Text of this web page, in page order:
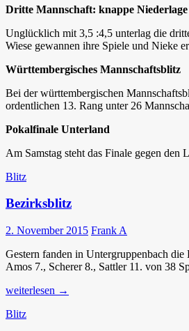
Dritte Mannschaft: knappe Niederlage
Unglücklich mit 3,5 :4,5 unterlag die
Wiese gewannen ihre Spiele und Nieke
Württembergisches Mannschaftsblitz
Bei der württembergischen
ordentlichen 13. Rang unter 26
Pokalfinale Unterland
Am Samstag steht das Finale gegen
Blitz
Bezirksblitz
2. November 2015 Frank A
Gestern fanden in Untergruppenbach
Amos 7., Scherer 8., Sattler 11. von 38
Bezirksblitz
weiterlesen →
Blitz